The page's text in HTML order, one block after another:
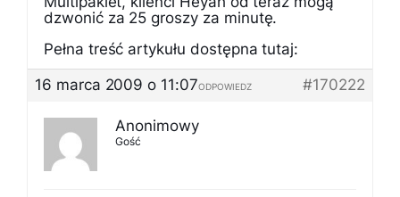
dzwonić za 25 groszy za minutę.
Pełna treść artykułu dostępna tutaj:
16 marca 2009 o 11:07
#170222
ODPOWIEDZ
Anonimowy
Gość